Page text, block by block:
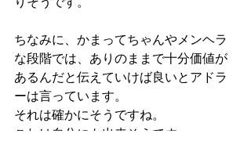
ちなみに、かまってちゃんやメンヘラ
な段階では、ありのままで十分価値が
あるんだと伝えていけば良いとアドラ
ーは言っています。
それは確かにそうですね。
これは自分にも出来そうです。